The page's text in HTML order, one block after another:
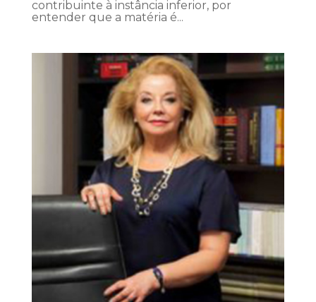
contribuinte à instância inferior, por
entender que a matéria é...